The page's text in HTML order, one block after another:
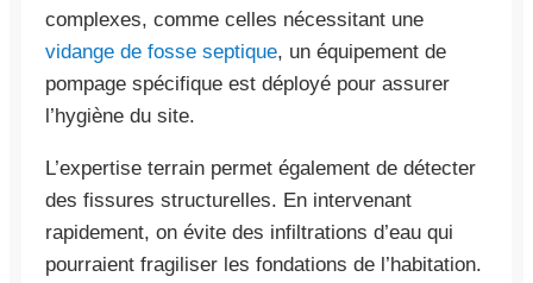
complexes, comme celles nécessitant une
vidange de fosse septique, un équipement de
pompage spécifique est déployé pour assurer
l’hygiène du site.
L’expertise terrain permet également de détecter
des fissures structurelles. En intervenant
rapidement, on évite des infiltrations d’eau qui
pourraient fragiliser les fondations de l’habitation.